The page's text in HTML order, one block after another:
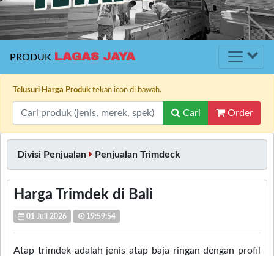
PRODUK LAGAS JAYA
Telusuri Harga Produk tekan icon di bawah.
Cari Order
Divisi Penjualan Penjualan Trimdeck
Harga Trimdek di Bali
01 Juli 2026 19:59:54
Atap trimdek adalah jenis atap baja ringan dengan profil